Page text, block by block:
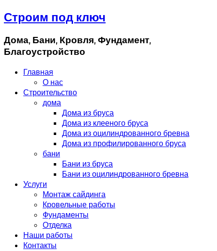
Строим под ключ
Дома, Бани, Кровля, Фундамент,
Благоустройство
Главная
О нас
Строительство
дома
Дома из бруса
Дома из клееного бруса
Дома из оцилиндрованного бревна
Дома из профилированного бруса
бани
Бани из бруса
Бани из оцилиндрованного бревна
Услуги
Монтаж сайдинга
Кровельные работы
Фундаменты
Отделка
Наши работы
Контакты